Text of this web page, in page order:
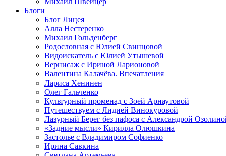
Блоги
Блог Лицея
Алла Нестеренко
Михаил Гольденберг
Родословная с Юлией Свинцовой
Видоискатель с Юлией Утышевой
Вернисаж с Ириной Ларионовой
Валентина Калачёва. Впечатления
Лариса Хенинен
Олег Гальченко
Культурный променад с Зоей Арнаутовой
Путешествуем с Лидией Винокуровой
Лазурный Берег без пафоса с Александрой
«Задние мысли» Кирилла Олюшкина
Застолье с Владимиром Софиенко
Ирина Савкина